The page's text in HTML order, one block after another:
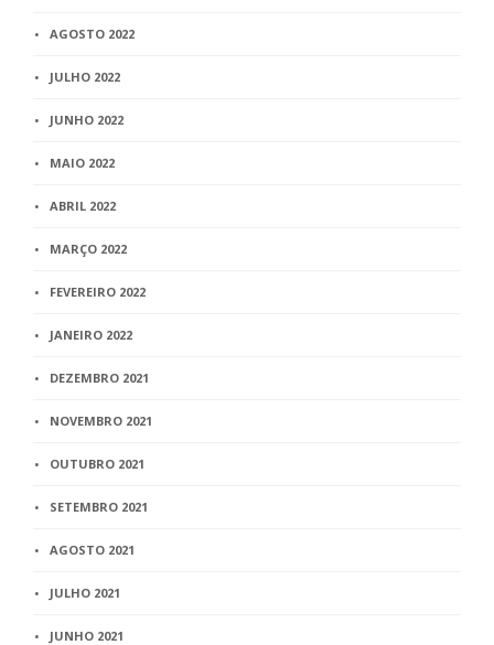
AGOSTO 2022
JULHO 2022
JUNHO 2022
MAIO 2022
ABRIL 2022
MARÇO 2022
FEVEREIRO 2022
JANEIRO 2022
DEZEMBRO 2021
NOVEMBRO 2021
OUTUBRO 2021
SETEMBRO 2021
AGOSTO 2021
JULHO 2021
JUNHO 2021